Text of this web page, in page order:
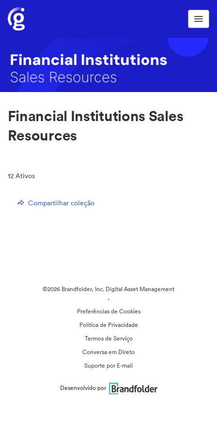
Financial Institutions Sales
Resources
12 Ativos
Compartilhar coleção
©2026 Brandfolder, Inc. Digital Asset Management
·
Preferências de Cookies
Política de Privacidade
Termos de Serviço
Conversa em Direto
Suporte por E-mail
Desenvolvido por